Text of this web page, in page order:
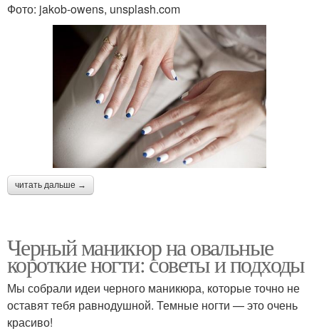
Фото: jakob-owens, unsplash.com
читать дальше →
Черный маникюр на овальные
короткие ногти: советы и подходы
Мы собрали идеи черного маникюра, которые точно не
оставят тебя равнодушной. Темные ногти — это очень
красиво!